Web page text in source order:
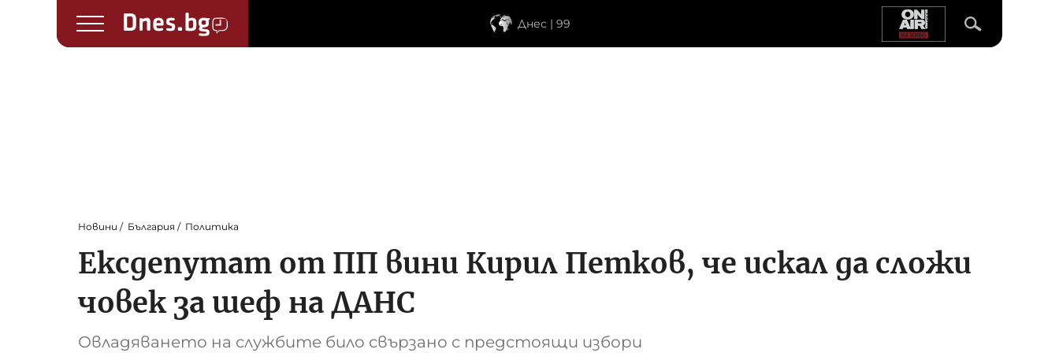
Днес | 99
Новини България Политика
Ексдепутат от ПП вини Кирил Петков, че искал да сложи
човек за шеф на ДАНС
Овладяването на службите било свързано с предстоящи избори